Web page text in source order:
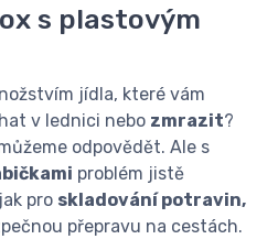
s plastovým
jídla, které vám
v lednici nebo zmrazit?
odpovědět. Ale s
problém jistě
pro skladování potravin,
přepravu na cestách.